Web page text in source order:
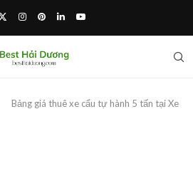
Bảng giá thuê xe cẩu tự hành 5 tấn tại Xe